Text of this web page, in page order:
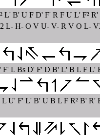
L' B' U F D' F' R F U L' F² R'
L- H- O V U- V- R V O L-
F' L Bs D' F' D B' L' B L F L'
L U' F' L' B' U B L F R² B' R'